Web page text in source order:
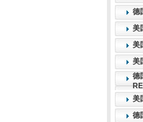
德
美
美
美
德
美
德